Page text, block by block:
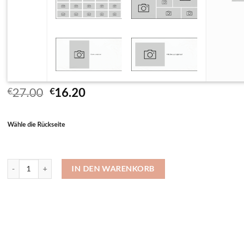
€27.00 Ursprünglicher
€27.00
€16.20Aktueller
Wähle die Rückseite
Kissenbezug 80×40 cm Menge
IN DEN WARENKORB